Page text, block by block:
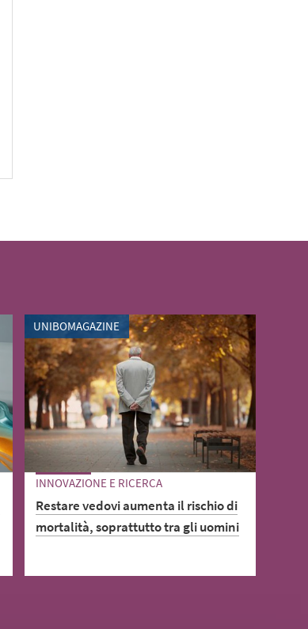
UNIBOMAGAZINE
INNOVAZIONE E RICERCA
Restare vedovi aumenta il rischio di
mortalità, soprattutto tra gli uomini
Tra i pensionati maschi il rischio è